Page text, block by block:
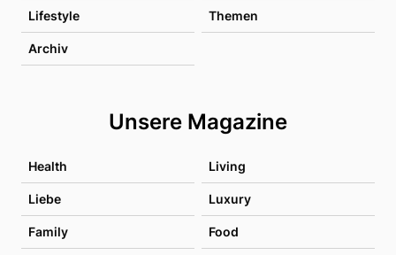
Lifestyle Themen
Archiv
Unsere Magazine
Health Living
Liebe Luxury
Family Food